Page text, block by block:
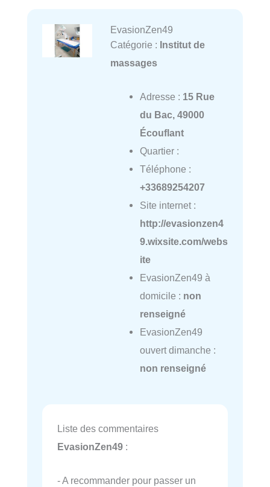
EvasionZen49
Catégorie : Institut de
massages
Adresse : 15 Rue
du Bac, 49000
Écouflant
Quartier :
Téléphone :
+33689254207
Site internet :
http://evasionzen4
9.wixsite.com/webs
ite
EvasionZen49 à
domicile : non
renseigné
EvasionZen49
ouvert dimanche :
non renseigné
Liste des commentaires
EvasionZen49 :
- A recommander pour passer un